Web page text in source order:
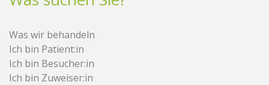
Was wir behandeln
Ich bin Patient:in
Ich bin Besucher:in
Ich bin Zuweiser:in